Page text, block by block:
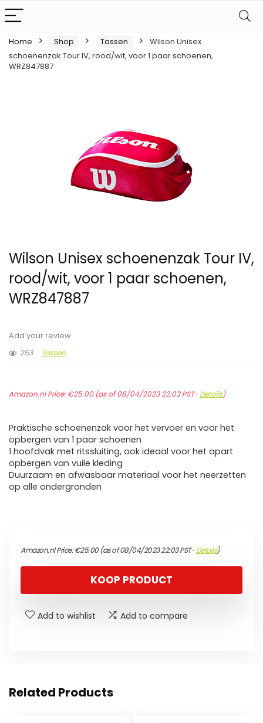
Home Shop Tassen
Wilson Unisex
schoenenzak Tour IV, rood/wit, voor 1 paar schoenen,
WRZ847887
Wilson Unisex schoenenzak Tour IV,
rood/wit, voor 1 paar schoenen,
WRZ847887
Add your review
253
Tassen
Amazon.nl Price:€25.00(as of 08/04/2023 22:03 PST- Details)
Praktische schoenenzak voor het vervoer en voor het
opbergen van 1 paar schoenen
1 hoofdvak met ritssluiting, ook ideaal voor het apart
opbergen van vuile kleding
Duurzaam en afwasbaar materiaal voor het neerzetten
op alle ondergronden
Amazon.nl Price:€25.00(as of 08/04/2023 22:03 PST-Details)
KOOP PRODUCT
Add to wishlist Add to compare
Related Products